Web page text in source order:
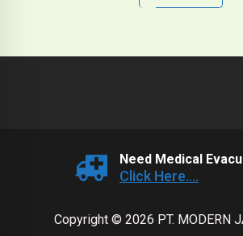
Need Medical
Click Here....
Copyright © 2026 PT. MODERN